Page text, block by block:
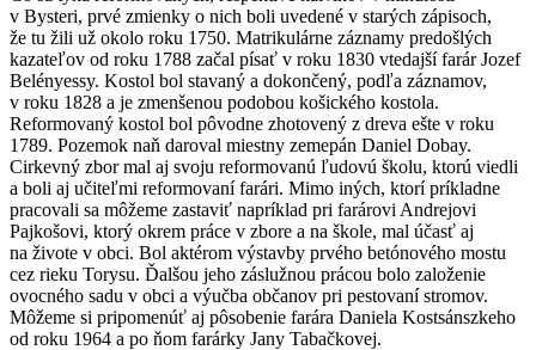
v Bysteri, prvé zmienky o nich boli uvedené v starých zápisoch,
že tu žili už okolo roku 1750. Matrikulárne záznamy predošlých
kazateľov od roku 1788 začal písať v roku 1830 vtedajší farár Jozef
Belényessy. Kostol bol stavaný a dokončený, podľa záznamov,
v roku 1828 a je zmenšenou podobou košického kostola.
Reformovaný kostol bol pôvodne zhotovený z dreva ešte v roku
1789. Pozemok naň daroval miestny zemepán Daniel Dobay.
Cirkevný zbor mal aj svoju reformovanú ľudovú školu, ktorú viedli
a boli aj učiteľmi reformovaní farári. Mimo iných, ktorí príkladne
pracovali sa môžeme zastaviť napríklad pri farárovi Andrejovi
Pajkošovi, ktorý okrem práce v zbore a na škole, mal účasť aj
na živote v obci. Bol aktérom výstavby prvého betónového mostu
cez rieku Torysu. Ďalšou jeho záslužnou prácou bolo založenie
ovocného sadu v obci a výučba občanov pri pestovaní stromov.
Môžeme si pripomenúť aj pôsobenie farára Daniela Kostsánszkeho
od roku 1964 a po ňom farárky Jany Tabačkovej.